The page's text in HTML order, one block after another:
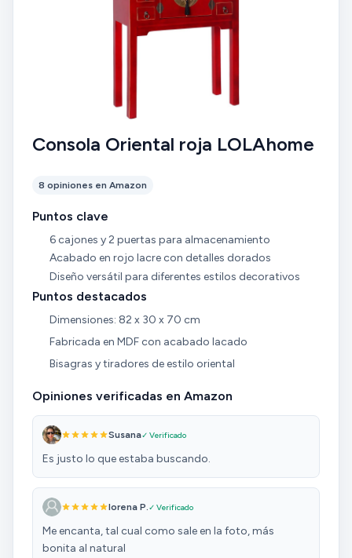
Consola Oriental roja LOLAhome
8 opiniones en Amazon
Puntos clave
6 cajones y 2 puertas para almacenamiento
Acabado en rojo lacre con detalles dorados
Diseño versátil para diferentes estilos decorativos
Puntos destacados
Dimensiones: 82 x 30 x 70 cm
Fabricada en MDF con acabado lacado
Bisagras y tiradores de estilo oriental
Opiniones verificadas en Amazon
Susana✓ Verificado
Es justo lo que estaba buscando.
lorena P.✓ Verificado
Me encanta, tal cual como sale en la foto, más
bonita al natural